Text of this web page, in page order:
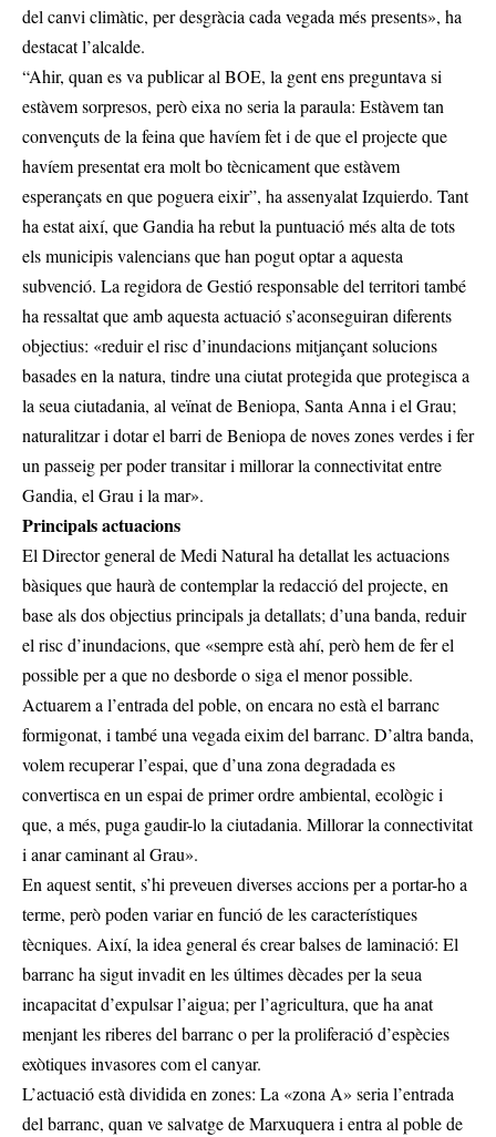
del canvi climàtic, per desgràcia cada vegada més presents», ha
destacat l’alcalde.
“Ahir, quan es va publicar al BOE, la gent ens preguntava si
estàvem sorpresos, però eixa no seria la paraula: Estàvem tan
convençuts de la feina que havíem fet i de que el projecte que
havíem presentat era molt bo tècnicament que estàvem
esperançats en que poguera eixir”, ha assenyalat Izquierdo. Tant
ha estat així, que Gandia ha rebut la puntuació més alta de tots
els municipis valencians que han pogut optar a aquesta
subvenció. La regidora de Gestió responsable del territori també
ha ressaltat que amb aquesta actuació s’aconseguiran diferents
objectius: «reduir el risc d’inundacions mitjançant solucions
basades en la natura, tindre una ciutat protegida que protegisca a
la seua ciutadania, al veïnat de Beniopa, Santa Anna i el Grau;
naturalitzar i dotar el barri de Beniopa de noves zones verdes i fer
un passeig per poder transitar i millorar la connectivitat entre
Gandia, el Grau i la mar».
Principals actuacions
El Director general de Medi Natural ha detallat les actuacions
bàsiques que haurà de contemplar la redacció del projecte, en
base als dos objectius principals ja detallats; d’una banda, reduir
el risc d’inundacions, que «sempre està ahí, però hem de fer el
possible per a que no desborde o siga el menor possible.
Actuarem a l’entrada del poble, on encara no està el barranc
formigonat, i també una vegada eixim del barranc. D’altra banda,
volem recuperar l’espai, que d’una zona degradada es
convertisca en un espai de primer ordre ambiental, ecològic i
que, a més, puga gaudir-lo la ciutadania. Millorar la connectivitat
i anar caminant al Grau».
En aquest sentit, s’hi preveuen diverses accions per a portar-ho a
terme, però poden variar en funció de les característiques
tècniques. Així, la idea general és crear balses de laminació: El
barranc ha sigut invadit en les últimes dècades per la seua
incapacitat d’expulsar l’aigua; per l’agricultura, que ha anat
menjant les riberes del barranc o per la proliferació d’espècies
exòtiques invasores com el canyar.
L’actuació està dividida en zones: La «zona A» seria l’entrada
del barranc, quan ve salvatge de Marxuquera i entra al poble de